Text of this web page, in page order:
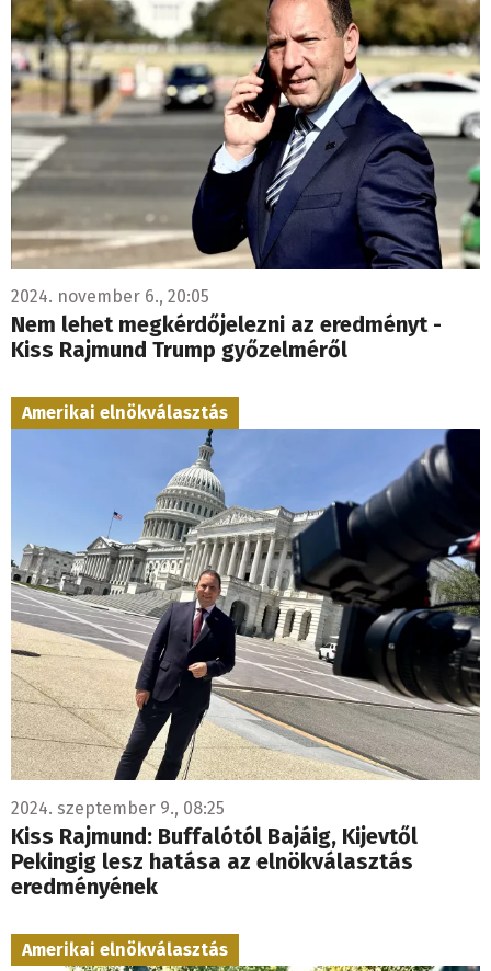
2024. november 6., 20:05
Nem lehet megkérdőjelezni az eredményt -
Kiss Rajmund Trump győzelméről
Amerikai elnökválasztás
2024. szeptember 9., 08:25
Kiss Rajmund: Buffalótól Bajáig, Kijevtől
Pekingig lesz hatása az elnökválasztás
eredményének
Amerikai elnökválasztás